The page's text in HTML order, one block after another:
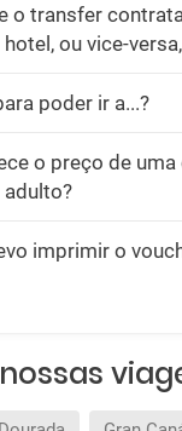
o transfer
ou vice-
poder ir a...?
o preço de uma
imprimir o